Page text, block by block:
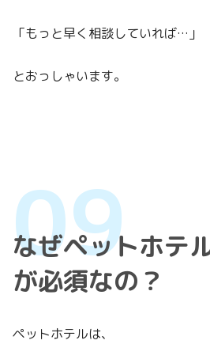
「もっと早く相談していれば…」
とおっしゃいます。
なぜペットホテ
が必須なの？
ペットホテルは、